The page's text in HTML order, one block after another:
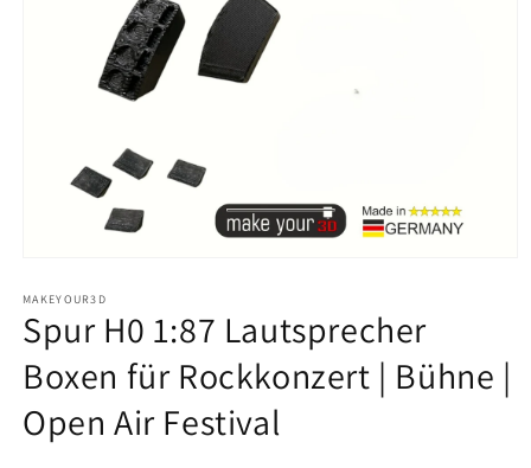
in
Modal
öffnen
MAKEYOUR3D
Spur H0 1:87 Lautsprecher
Boxen für Rockkonzert | Bühne |
Open Air Festival